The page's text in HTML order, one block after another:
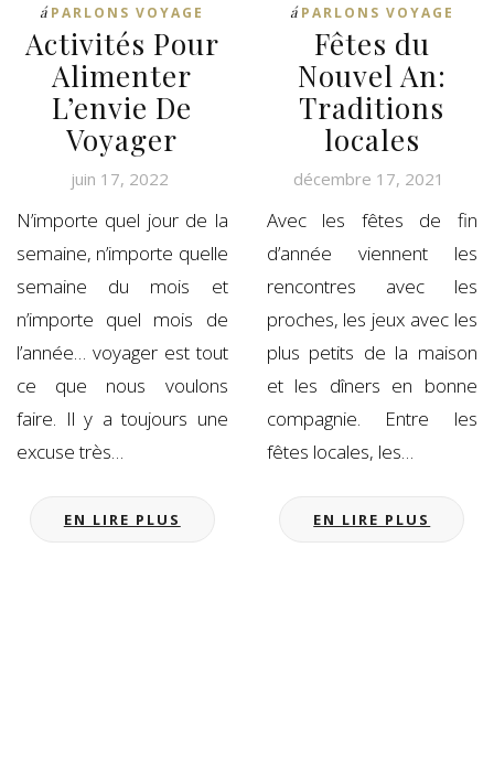
á PARLONS VOYAGE
Activités Pour
Alimenter
L’envie De
Voyager
juin 17, 2022
N’importe quel jour de la
semaine, n’importe quelle
semaine du mois et
n’importe quel mois de
l’année… voyager est tout
ce que nous voulons
faire. Il y a toujours une
excuse très…
EN LIRE PLUS
á PARLONS VOYAGE
Fêtes du
Nouvel An:
Traditions
locales
décembre 17, 2021
Avec les fêtes de fin
d’année viennent les
rencontres avec les
proches, les jeux avec les
plus petits de la maison
et les dîners en bonne
compagnie. Entre les
fêtes locales, les…
EN LIRE PLUS